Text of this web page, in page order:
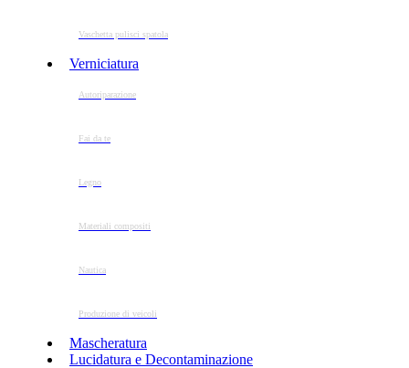
Vaschetta pulisci spatola
Verniciatura
Autoriparazione
Fai da te
Legno
Materiali compositi
Nautica
Produzione di veicoli
Mascheratura
Lucidatura e Decontaminazione